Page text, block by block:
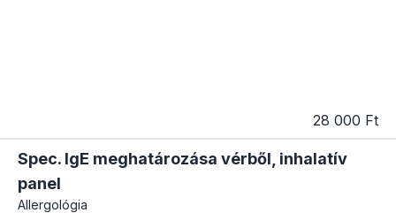
28 000 Ft
Spec. IgE meghatározása vérből, inhalatív
panel
Allergológia